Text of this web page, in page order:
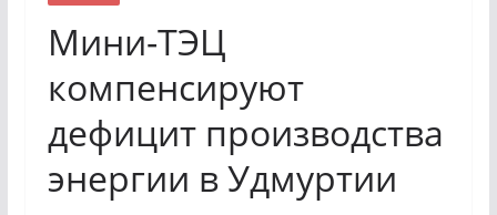
Мини-ТЭЦ
компенсируют
дефицит производства
энергии в Удмуртии